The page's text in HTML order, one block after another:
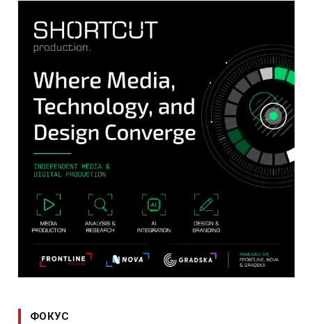
ФОКУС